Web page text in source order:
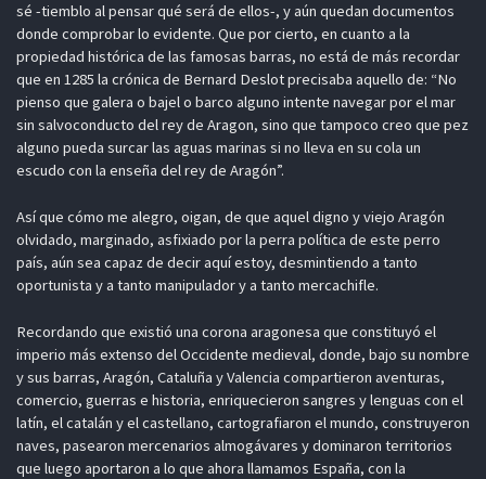
sé -tiemblo al pensar qué será de ellos-, y aún quedan documentos
donde comprobar lo evidente. Que por cierto, en cuanto a la
propiedad histórica de las famosas barras, no está de más recordar
que en 1285 la crónica de Bernard Deslot precisaba aquello de: “No
pienso que galera o bajel o barco alguno intente navegar por el mar
sin salvoconducto del rey de Aragon, sino que tampoco creo que pez
alguno pueda surcar las aguas marinas si no lleva en su cola un
escudo con la enseña del rey de Aragón”.
Así que cómo me alegro, oigan, de que aquel digno y viejo Aragón
olvidado, marginado, asfixiado por la perra política de este perro
país, aún sea capaz de decir aquí estoy, desmintiendo a tanto
oportunista y a tanto manipulador y a tanto mercachifle.
Recordando que existió una corona aragonesa que constituyó el
imperio más extenso del Occidente medieval, donde, bajo su nombre
y sus barras, Aragón, Cataluña y Valencia compartieron aventuras,
comercio, guerras e historia, enriquecieron sangres y lenguas con el
latín, el catalán y el castellano, cartografiaron el mundo, construyeron
naves, pasearon mercenarios almogávares y dominaron territorios
que luego aportaron a lo que ahora llamamos España, con la